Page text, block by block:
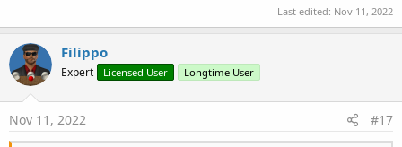
Last edited: Nov 11, 2022
Filippo
Expert Licensed User Longtime User
Nov 11, 2022 #17